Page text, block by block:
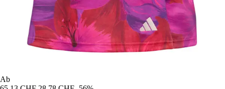
Ab